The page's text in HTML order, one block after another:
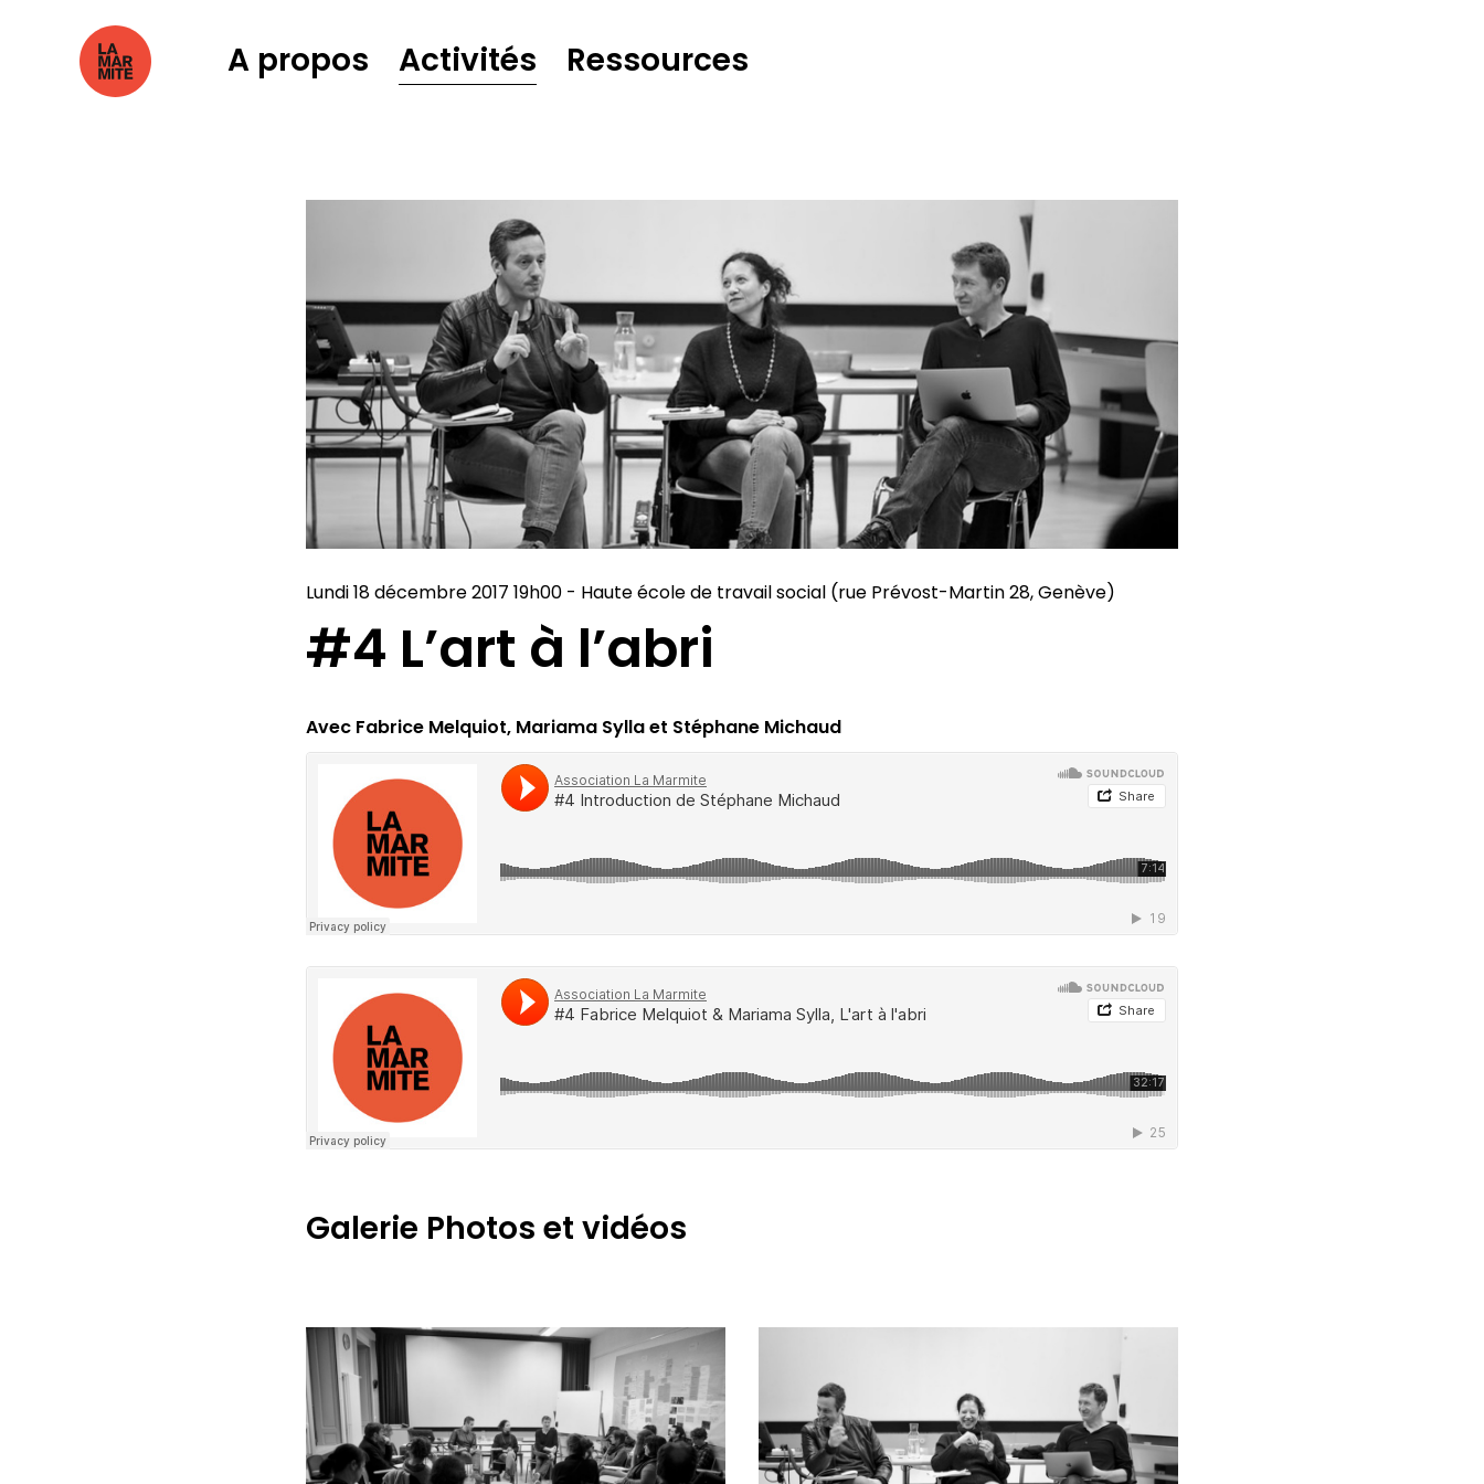
Lundi 18 décembre 2017 19h00 - Haute école de travail social (rue Prévost-Martin 28, Genève)
#4 L’art à l’abri
Avec Fabrice Melquiot, Mariama Sylla et Stéphane Michaud
Galerie Photos et vidéos
A propos Activités Ressources